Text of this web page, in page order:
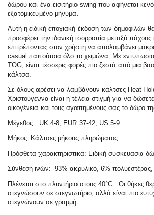
δώρου και ένα εισιτήριο swing που αφήνεται
εξατομικευμένο μήνυμα.
Αυτή η ειδική εποχιακή έκδοση των δημοφιλών
προσφέρει την ιδανική ισορροπία μεταξύ πάχους
επιτρέποντας στον χρήστη να απολαμβάνει
casual παπούτσια όλο το χειμώνα. Με
TOG, είναι τέσσερις φορές πιο ζεστά από μια
κάλτσα.
Σε όλους αρέσει να λαμβάνουν κάλτσες Heat
Χριστούγεννα είναι η τέλεια στιγμή για να
οικογένεια και τους αγαπημένους σας το δώρο
Μέγεθος: UK 4-8, EUR 37-42, US 5-9
Μήκος: Κάλτσες μήκους πληρώματος
Πρόσθετα χαρακτηριστικά: Ειδική συσκευασία
Σύνθεση ινών: 93% ακρυλικό, 6%
Πλένεται στο πλυντήριο στους 40°C. Οι θήκες
στεγνώσουν σε στεγνωτήριο, αλλά είναι πιο
στεγνώνουν σε γραμμή.